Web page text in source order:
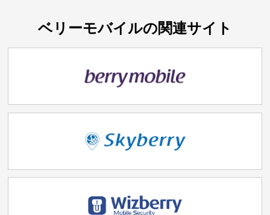
ベリーモバイルの関連サイト